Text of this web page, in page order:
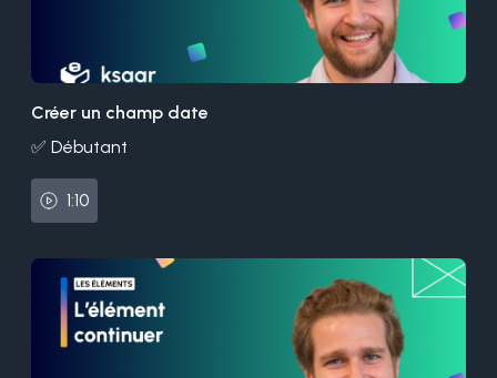
Créer un champ date
✅ Débutant
1:10